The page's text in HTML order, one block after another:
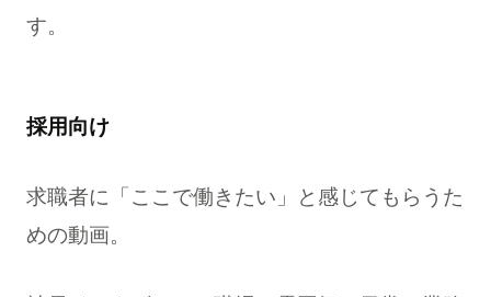
す。
採用向け
求職者に「ここで働きたい」と感じてもらうた
めの動画。